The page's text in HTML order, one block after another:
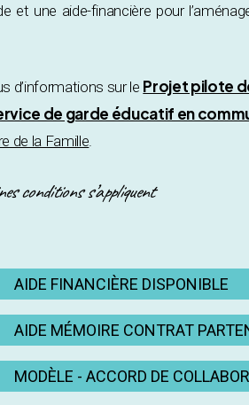
et une aide-financière pour
d’informations sur le Projet pilote
de garde éducatif en
de la Famille.
conditions s’appliquent
AIDE FINANCIÈRE DISPONIBLE
AIDE MÉMOIRE CONTRAT
MODÈLE - ACCORD DE